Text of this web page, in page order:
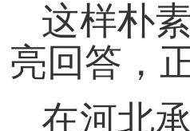
这样朴
亮回答，
在河北